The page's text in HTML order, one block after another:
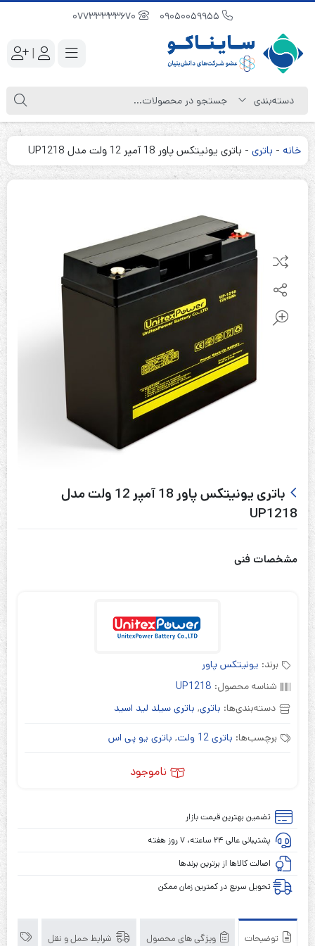
|
خانه - باتری - باتری یونیتکس پاور 18 آمپر 12 ولت مدل UP1218
باتری یونیتکس پاور 18 آمپر 12 ولت مدل
UP1218
مشخصات فنی
برند: یونیتکس پاور
شناسه محصول: UP1218
دسته‌بندی‌ها: باتری, باتری سیلد لید اسید
برچسب‌ها: باتری 12 ولت , باتری یو پی اس
ناموجود
تضمین بهترین قیمت بازار
پشتیبانی عالی ۲۴ ساعته، ۷ روز هفته
اصالت کالاها از برترین برندها
تحویل سریع در کمترین زمان ممکن
توضیحات ویژگی های محصول شرایط حمل و نقل